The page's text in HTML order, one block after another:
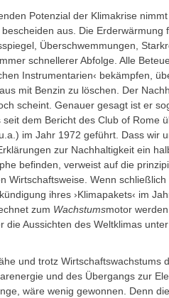
Potenzial der Klimakrise
aus. Die Erderwärmung
Überschwemmungen,
schnellerer Abfolge. Alle
Instrumentarien‹ bekämpfen,
mit Benzin zu löschen. Der
scheint. Genauer gesagt ist er
dem Bericht des Club of Rome
im Jahr 1972 geführt. Dass wir
zur Nachhaltigkeit ein
befinden, verweist auf die
Wirtschaftsweise. Wenn schließlich
ihres ›Klimapakets‹ im
zum Wachstumsmotor
die Aussichten des Weltklimas
und trotz Wirtschaftswachstums
und des Übergangs zur
wäre wenig gewonnen. Denn